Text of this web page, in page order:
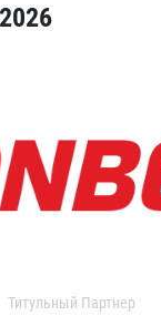
Титульный Партнер